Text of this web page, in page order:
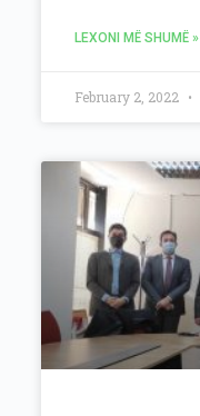
LEXONI MË SHUMË »
February 2, 2022